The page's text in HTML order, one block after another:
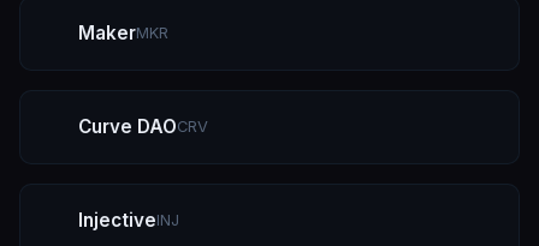
MakerMKR
Curve DAOCRV
InjectiveINJ